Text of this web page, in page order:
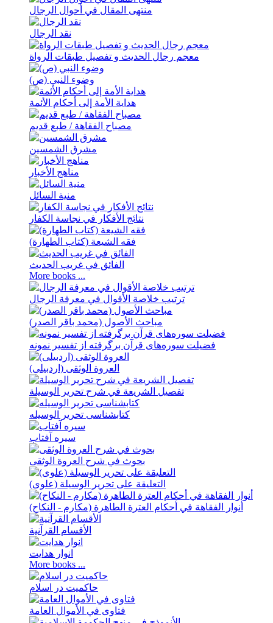
منتهی المقال في أحوال الرجال
نقد الرجال
معجم رجال الحدیث و تفصیل طبقات الرواة
وضوء النبي (ص)
هدایة الأمة إلی أحکام الأئمة
مصباح الفقاهة / طبع قدیم
مشرق الشمسین
مناهج الأخبار
منیة السائل
نتائج الأفکار في نجاسة الکفار
فقه الشیعة (کتاب الطهارة)
الفائق في غريب الحديث
More books ...
ترتيب خلاصة الأقوال في معرفة الرجال
مباحث الأصول (محمد باقر الصدر)
فضيلت سوره‌های قرآن برگرفته از تفسير نمونه
العروة الوثقی (اردبيلی)
تفصیل الشریعة في شرح تحریر الوسیلة
کتابشناسی تحریر الوسیله
سيره آفتاب
بحوث في شرح العروة الوثقی
التعلیقة علی تحریر الوسیلة (علوی)
أنوار الفقاهة في أحکام العترة الطاهرة (مکارم - النکاح)
الأقسام القرآنية
انوار هدايت
More books ...
حاکمیت در اسلام
فتاوی في الأموال العامة